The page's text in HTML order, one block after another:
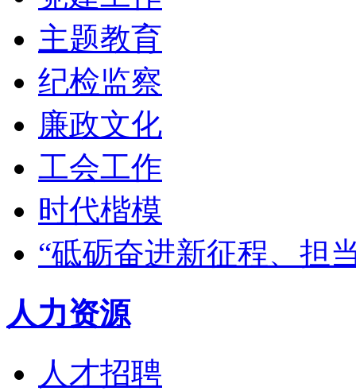
主题教育
纪检监察
廉政文化
工会工作
时代楷模
“砥砺奋进新征程、担
人力资源
人才招聘